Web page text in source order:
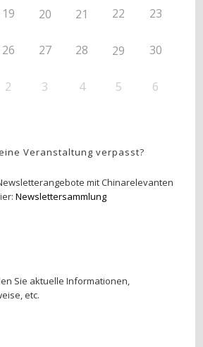
19 20 21 22 23
26 27 28 29 30
2 3 4 5 6
Veranstaltung verpasst?
mit Chinarelevanten
Newslettersammlung
Sie aktuelle Informationen,
etc.